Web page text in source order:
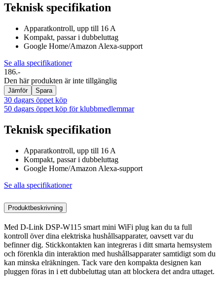
Teknisk specifikation
Apparatkontroll, upp till 16 A
Kompakt, passar i dubbeluttag
Google Home/Amazon Alexa-support
Se alla specifikationer
186.-
Den här produkten är inte tillgänglig
Jämför Spara
30 dagars öppet köp
50 dagars öppet köp för klubbmedlemmar
Teknisk specifikation
Apparatkontroll, upp till 16 A
Kompakt, passar i dubbeluttag
Google Home/Amazon Alexa-support
Se alla specifikationer
Produktbeskrivning
Med D-Link DSP-W115 smart mini WiFi plug kan du ta full
kontroll över dina elektriska hushållsapparater, oavsett var du
befinner dig. Stickkontakten kan integreras i ditt smarta hemsystem
och förenkla din interaktion med hushållsapparater samtidigt som du
kan minska elräkningen. Tack vare den kompakta designen kan
pluggen föras in i ett dubbeluttag utan att blockera det andra uttaget.